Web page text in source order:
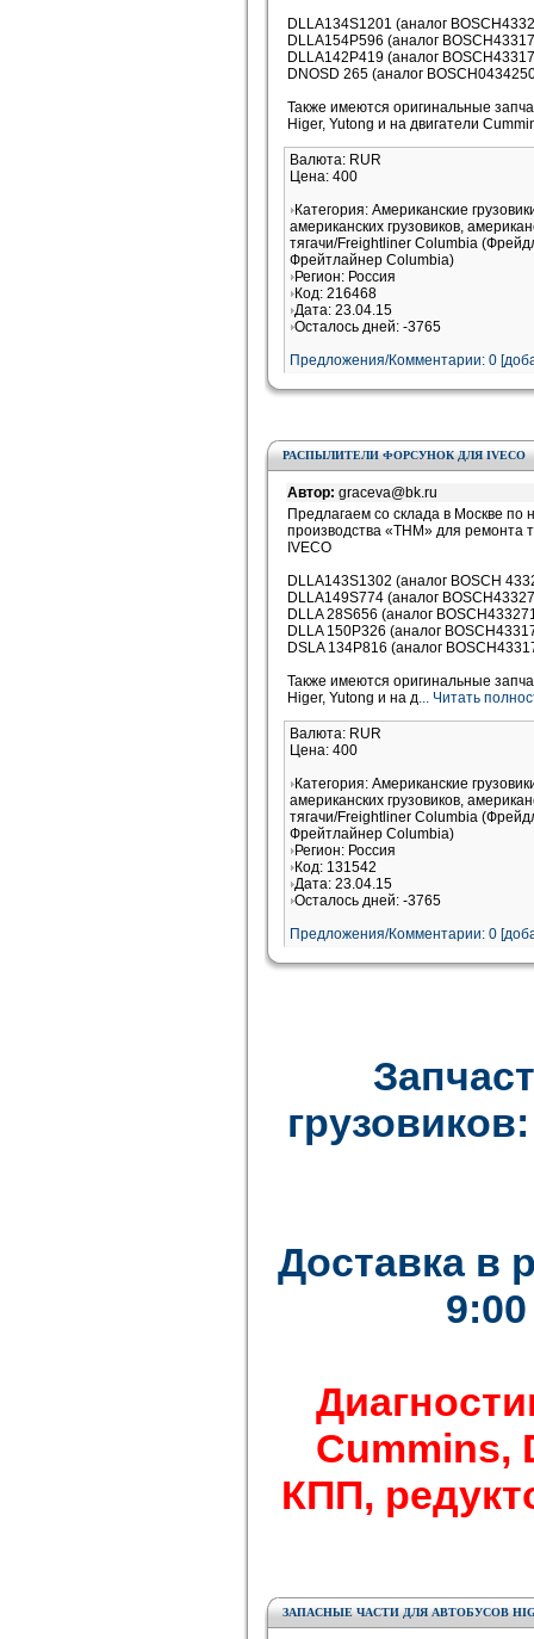
DLLA134S1201 (аналог
DLLA154P596 (аналог
DLLA142P419 (аналог
DNOSD 265 (аналог
Также имеются оригинальные
Higer, Yutong и на двигатели
Валюта: RUR
Цена: 400
Категория: Американские
американских грузовиков,
тягачи/Freightliner Columbia
Фрейтлайнер Columbia)
Регион: Россия
Код: 216468
Дата: 23.04.15
Осталось дней: -3765
Предложения/Комментарии: 0
РАСПЫЛИТЕЛИ ФОРСУНОК ДЛЯ IVECO
Автор: graceva@bk.ru
Предлагаем со склада в Москве
производства «ТНМ» для ремонта
IVECO
DLLA143S1302 (аналог BOSCH
DLLA149S774 (аналог
DLLA 28S656 (аналог
DLLA 150P326 (аналог
DSLA 134P816 (аналог
Также имеются оригинальные
Higer, Yutong и на д... Читать
Валюта: RUR
Цена: 400
Категория: Американские
американских грузовиков,
тягачи/Freightliner Columbia
Фрейтлайнер Columbia)
Регион: Россия
Код: 131542
Дата: 23.04.15
Осталось дней: -3765
Предложения/Комментарии: 0
Доставка в
Cummins,
КПП,
ЗАПАСНЫЕ ЧАСТИ ДЛЯ АВТОБУСОВ